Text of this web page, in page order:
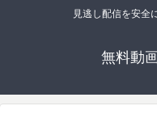
見逃し配信を安全
無料動